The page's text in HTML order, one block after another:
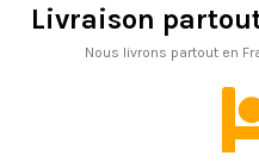
Livraison
Nous livrons partout en